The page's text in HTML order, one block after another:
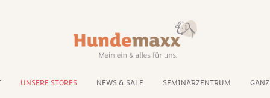
UNSERE STORES NEWS & SALE SEMINARZENTRUM